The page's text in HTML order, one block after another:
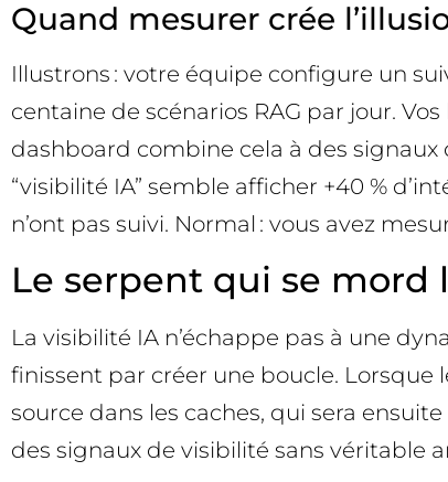
Quand mesurer crée
Illustrons : votre équipe configure un
centaine de scénarios RAG par jour.
dashboard combine cela à des signaux
“visibilité IA” semble afficher +40 %
n’ont pas suivi. Normal : vous avez
Le serpent qui se mord
La visibilité IA n’échappe pas à une
finissent par créer une boucle. Lorsque
source dans les caches, qui sera
des signaux de visibilité sans véritable